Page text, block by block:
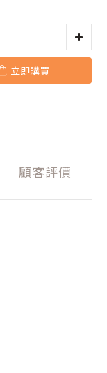
立即購買
顧客評價